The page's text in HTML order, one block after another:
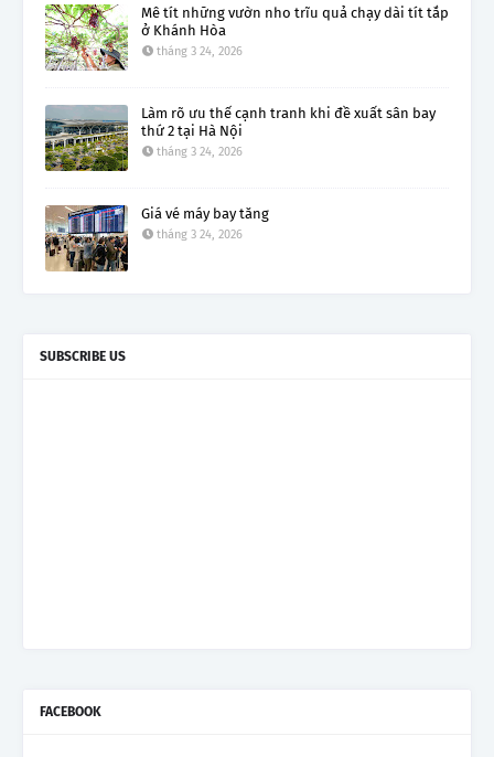
Mê tít những vườn nho trĩu quả chạy dài tít tắp
ở Khánh Hòa
tháng 3 24, 2026
Làm rõ ưu thế cạnh tranh khi đề xuất sân bay
thứ 2 tại Hà Nội
tháng 3 24, 2026
Giá vé máy bay tăng
tháng 3 24, 2026
SUBSCRIBE US
FACEBOOK